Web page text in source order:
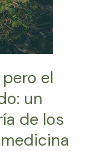
el
un
de los